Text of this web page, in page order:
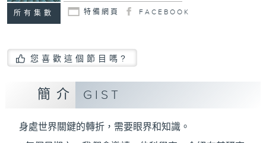
所有集數 特備網頁 FACEBOOK
您喜歡這個節目嗎?
簡介 GIST
身處世界關鍵的轉折，需要眼界和知識。